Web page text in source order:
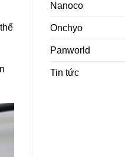
Nanoco
Onchyo
Panworld
Tin tức